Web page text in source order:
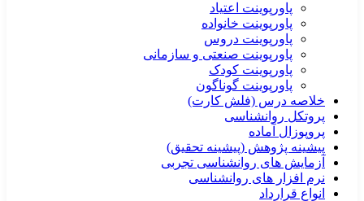
پاورپوینت اعتیاد
پاورپوینت خانواده
پاورپوینت دروس
پاورپوینت صنعتی و سازمانی
پاورپوینت کودک
پاورپوینت گوناگون
خلاصه درس (فلش کارت)
پروتکل روانشناسی
پروپوزال آماده
پیشینه پژوهش (پیشینه تحقیق)
آزمایش های روانشناسی تجربی
نرم افزار های روانشناسی
انواع قرارداد